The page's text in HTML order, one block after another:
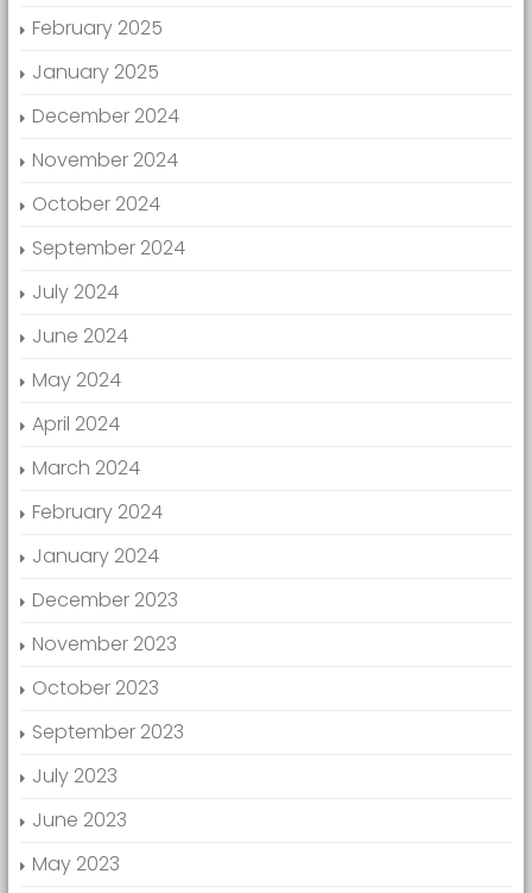
February 2025
January 2025
December 2024
November 2024
October 2024
September 2024
July 2024
June 2024
May 2024
April 2024
March 2024
February 2024
January 2024
December 2023
November 2023
October 2023
September 2023
July 2023
June 2023
May 2023